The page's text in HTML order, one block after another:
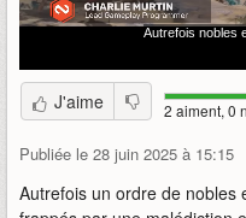
J'aime 2 aiment, 0
Publiée le 28 juin 2025 à 15:15
Autrefois un ordre de nobles